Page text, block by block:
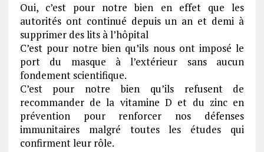
Oui, c’est pour notre bien en effet que les
autorités ont continué depuis un an et demi à
supprimer des lits à l’hôpital
C’est pour notre bien qu’ils nous ont imposé le
port du masque à l’extérieur sans aucun
fondement scientifique.
C’est pour notre bien qu’ils refusent de
recommander de la vitamine D et du zinc en
prévention pour renforcer nos défenses
immunitaires malgré toutes les études qui
confirment leur rôle.